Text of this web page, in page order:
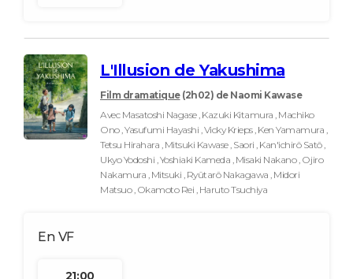
L'Illusion de Yakushima
Film dramatique (2h02) de Naomi Kawase
Avec Masatoshi Nagase , Kazuki Kitamura , Machiko
Ono , Yasufumi Hayashi , Vicky Krieps , Ken Yamamura ,
Tetsu Hirahara , Mitsuki Kawase , Saori , Kan'ichirô Satô ,
Ukyo Yodoshi , Yoshiaki Kameda , Misaki Nakano , Ojiro
Nakamura , Mitsuki , Ryûtarô Nakagawa , Midori
Matsuo , Okamoto Rei , Haruto Tsuchiya